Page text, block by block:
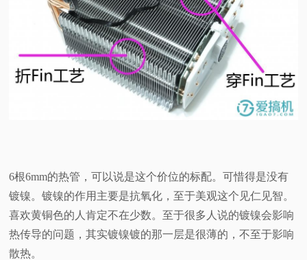
6根6mm的热管，可以说是这个价位的标配。可惜得是没有
镀镍。镀镍的作用主要是抗氧化，至于美观这个见仁见智。
喜欢黄铜色的人肯定不在少数。至于很多人说的镀镍会影响
热传导的问题，其实镀镍镀的那一层是很薄的，不至于影响
散热。